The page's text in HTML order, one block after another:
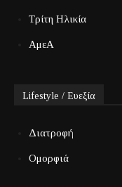
Τρίτη Ηλικία
ΑμεΑ
Lifestyle / Ευεξία
Διατροφή
Ομορφιά